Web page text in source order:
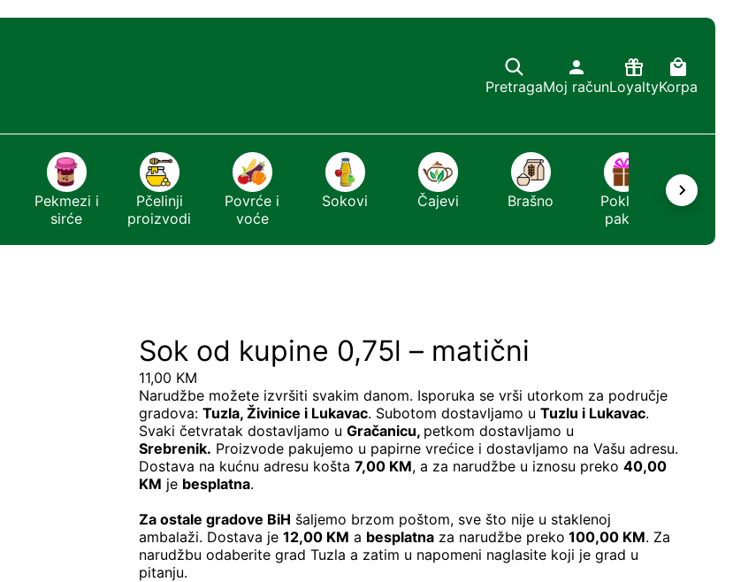
PretragaMoj računLoyaltyKorpa
Pekmezi i
sirće
Pčelinji
proizvodi
Povrće i
voće
Sokovi Čajevi Brašno
Poklon
paket
Sok od kupine 0,75l – matični
11,00 KM
Narudžbe možete izvršiti svakim danom. Isporuka se vrši utorkom za područje
gradova: Tuzla, Živinice i Lukavac. Subotom dostavljamo u Tuzlu i Lukavac.
Svaki četvratak dostavljamo u Gračanicu, petkom dostavljamo u
Srebrenik. Proizvode pakujemo u papirne vrećice i dostavljamo na Vašu adresu.
Dostava na kućnu adresu košta 7,00 KM, a za narudžbe u iznosu preko 40,00
KM je besplatna.
Za ostale gradove BiH šaljemo brzom poštom, sve što nije u staklenoj
ambalaži. Dostava je 12,00 KM a besplatna za narudžbe preko 100,00 KM. Za
narudžbu odaberite grad Tuzla a zatim u napomeni naglasite koji je grad u
pitanju.